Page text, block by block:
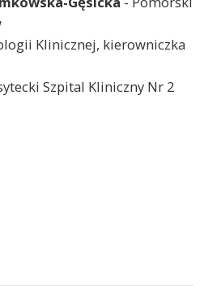
Klinicznej, kierowniczka
Szpital Kliniczny Nr 2